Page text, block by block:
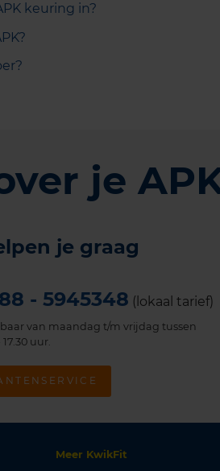
keuring in?
je
je graag
- 5945348 (lokaal tarief)
van maandag t/m vrijdag tussen
17.30 uur.
Meer KwikFit